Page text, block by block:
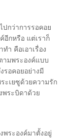
กว่าการรอคอย
อีกหรือ แต่เราก็
ำ คือเอาเรื่อง
ามพระองค์แบบ
รอคอยอย่างมี
ะเยซูด้วยความรัก
พระบิดาด้วย
ระองค์มาตั้งอยู่